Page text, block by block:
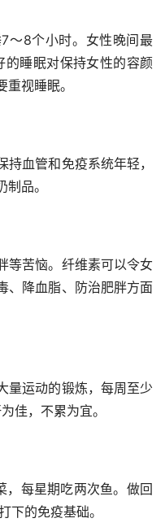
～8个小时。女性晚间最
睡眠对保持女性的容颜
视睡眠。
血管和免疫系统年轻，
品。
等苦恼。纤维素可以令女
、降血脂、防治肥胖方面
量运动的锻炼，每周至少
佳，不累为宜。
，每星期吃两次鱼。做回
下的免疫基础。